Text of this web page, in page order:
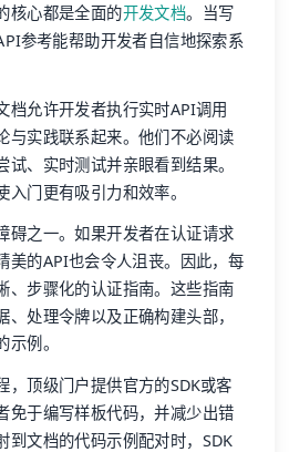
核心都是全面的开发文档。当写
参考能帮助开发者自信地探索系
档允许开发者执行实时API调用
与实践联系起来。他们不必阅读
、实时测试并亲眼看到结果。
门更有吸引力和效率。
碍之一。如果开发者在认证请求
美的API也会令人沮丧。因此，每
、步骤化的认证指南。这些指南
处理令牌以及正确构建头部，
例。
，顶级门户提供官方的SDK或客
免于编写样板代码，并减少出错
到文档的代码示例配对时，SDK